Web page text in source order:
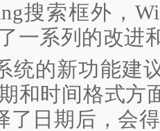
搜索框外，
一系列的改进
统的新功能建
和时间格式方
了日期后，会